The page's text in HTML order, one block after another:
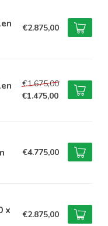
€2.875,00
€1.675,00
€1.475,00
€4.775,00
x €2.875,00